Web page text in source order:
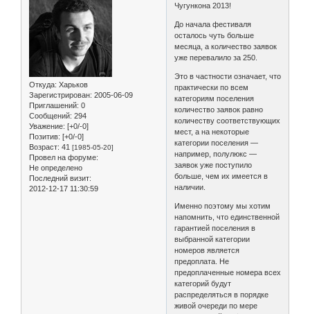
Откуда: Харьков
Зарегистрирован: 2005-06-09
Приглашений: 0
Сообщений: 294
Уважение: [+0/-0]
Позитив: [+0/-0]
Возраст: 41 [1985-05-20]
Провел на форуме:
Не определено
Последний визит:
2012-12-17 11:30:59
Чугункона 2013!
До начала фестиваля
осталось чуть больше
месяца, а количество заявок
уже перевалило за 250.
Это в частности означает, что
практически по всем
категориям поселения
количество заявок равно
количеству соответствующих
мест, а на некоторые
категории поселения —
например, полулюкс —
заявок уже поступило
больше, чем их имеется в
наличии.
Именно поэтому мы хотим
напомнить, что единственной
гарантией поселения в
выбранной категории
номеров является
предоплата. Не
предоплаченные номера всех
категорий будут
распределяться в порядке
живой очереди по мере